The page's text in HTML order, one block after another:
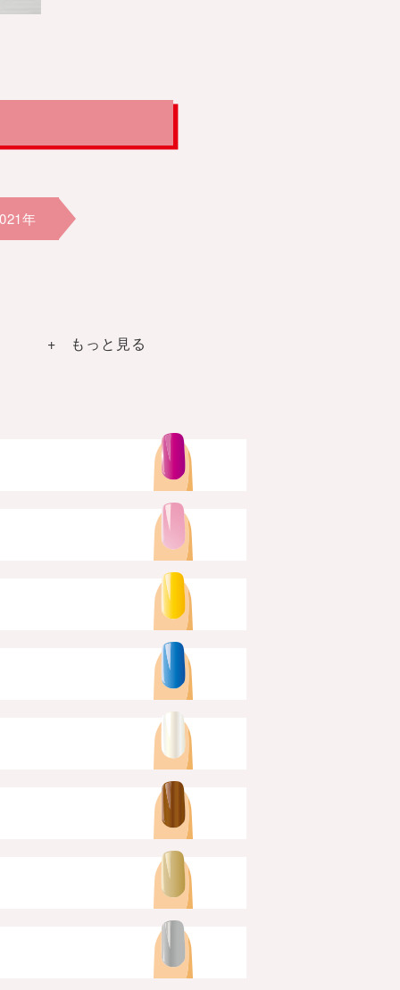
年
+ もっと見る